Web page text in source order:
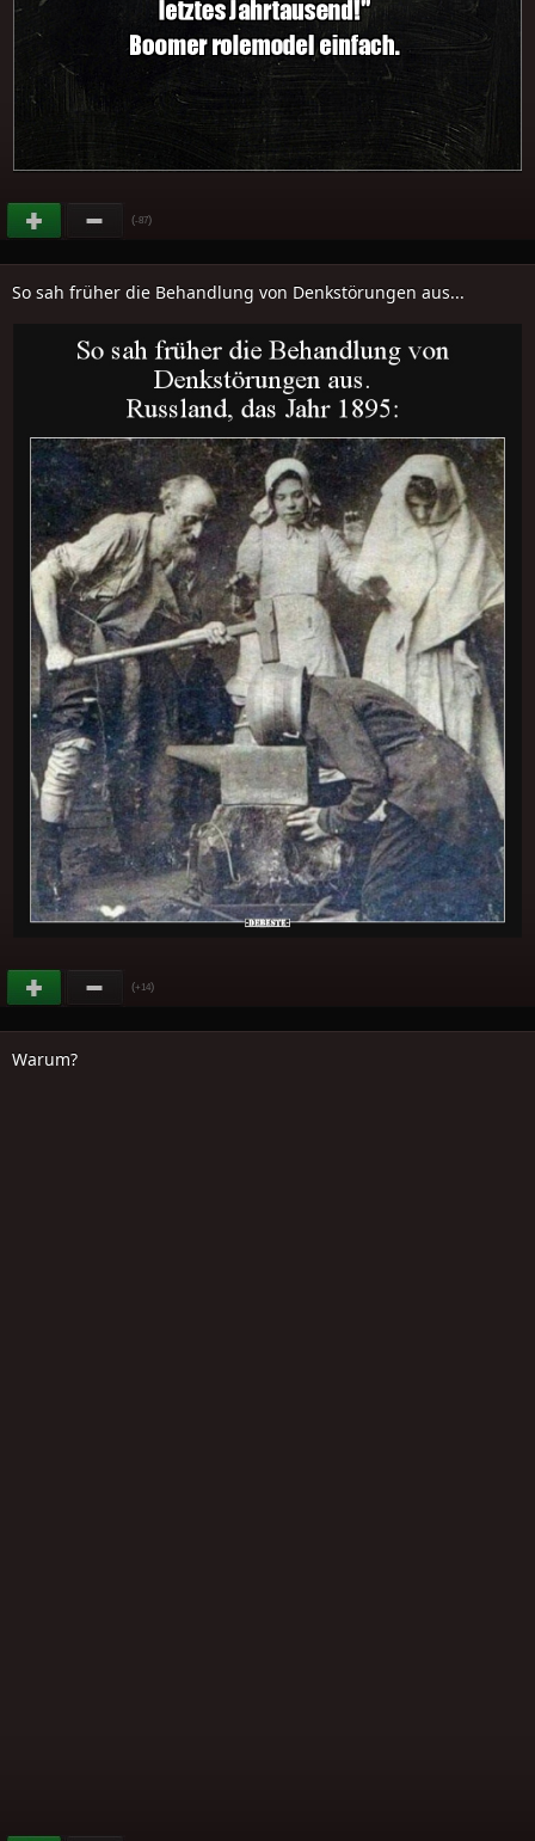
(-87)
So sah früher die Behandlung von Denkstörungen aus...
(+14)
Warum?